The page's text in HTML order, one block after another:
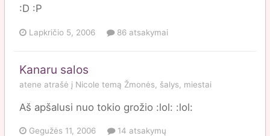
:D :P
Lapkričio 5, 2006 86 atsakymai
Kanaru salos
atene atrašė į Nicole temą Žmonės, šalys, miestai
Aš apšalusi nuo tokio grožio :lol: :lol:
Gegužės 11, 2006 14 atsakymų